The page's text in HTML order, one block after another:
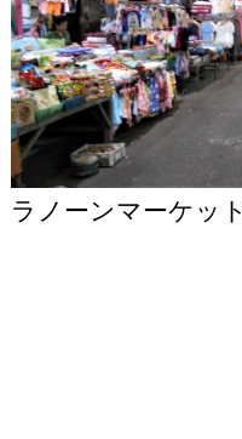
ラノーンマーケット